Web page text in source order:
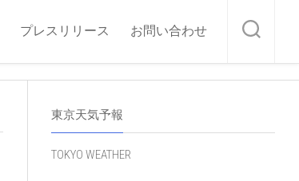
プレスリリース お問い合わせ
東京天気予報
TOKYO WEATHER